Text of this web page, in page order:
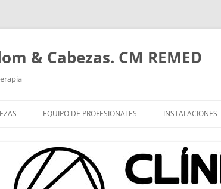
& Cabezas. CM REMED
EQUIPO DE PROFESIONALES INSTALACIONES